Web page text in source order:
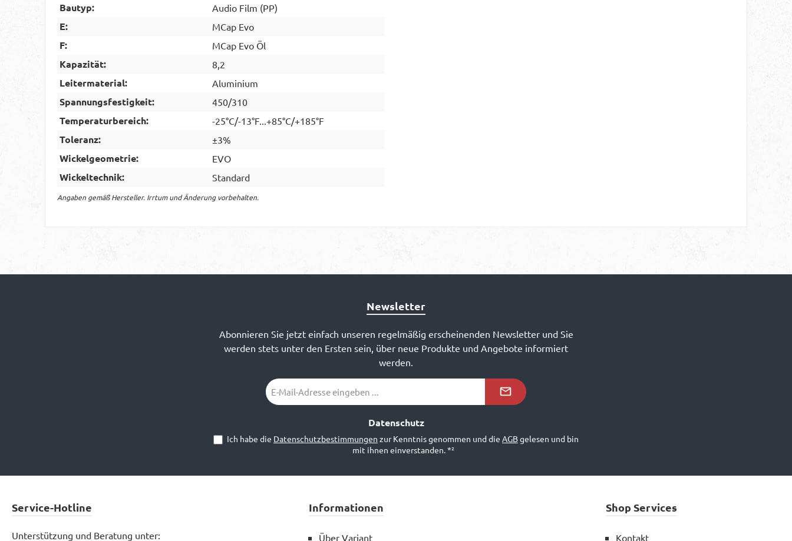
Bautyp: Audio Film (PP)
E: MCap Evo
F: MCap Evo Öl
Kapazität: 8,2
Leitermaterial: Aluminium
Spannungsfestigkeit: 450/310
Temperaturbereich: -25°C/-13°F...+85°C/+185°F
Toleranz: ±3%
Wickelgeometrie: EVO
Wickeltechnik: Standard
Angaben gemäß Hersteller. Irrtum und Änderung vorbehalten.
Newsletter
Abonnieren Sie jetzt einfach unseren regelmäßig erscheinenden Newsletter und Sie
werden stets unter den Ersten sein, über neue Produkte und Angebote informiert
werden.
E-
Mail-
Datenschutz
Ich habe die Datenschutzbestimmungen zur Kenntnis genommen und die AGBgelesen und bin
mit ihnen einverstanden.*²
Service-Hotline
Unterstützung und Beratung unter:
Informationen
Über Variant
Shop Services
Kontakt